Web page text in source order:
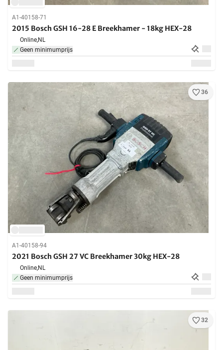
A1-40158-71
2015 Bosch GSH 16-28 E Breekhamer - 18kg HEX-28
Online,NL
Geen minimumprijs
36
A1-40158-94
2021 Bosch GSH 27 VC Breekhamer 30kg HEX-28
Online,NL
Geen minimumprijs
32